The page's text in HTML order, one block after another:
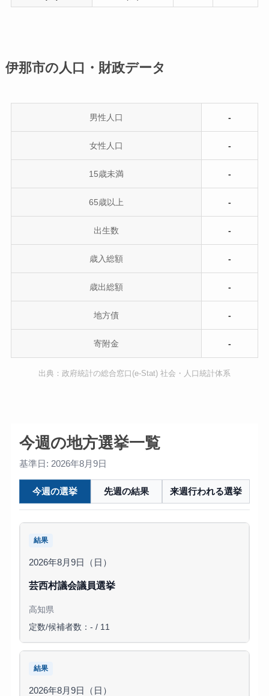
伊那市の人口・財政データ
男性人口 -
女性人口 -
15歳未満 -
65歳以上 -
出生数 -
歳入総額 -
歳出総額 -
地方債 -
寄附金 -
出典：政府統計の総合窓口(e-Stat) 社会・人口統計体系
今週の地方選挙一覧
基準日: 2026年8月9日
今週の選挙 先週の結果 来週行われる選挙
結果
2026年8月9日（日）
芸西村議会議員選挙
高知県
定数/候補者数：- / 11
結果
2026年8月9日（日）